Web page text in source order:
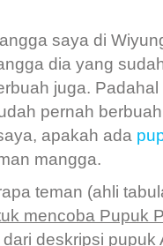
saya di
dia yang
juga.
pernah
apakah ada
mangga.
teman (ahli
mencoba Pupuk
deskripsi pupuk